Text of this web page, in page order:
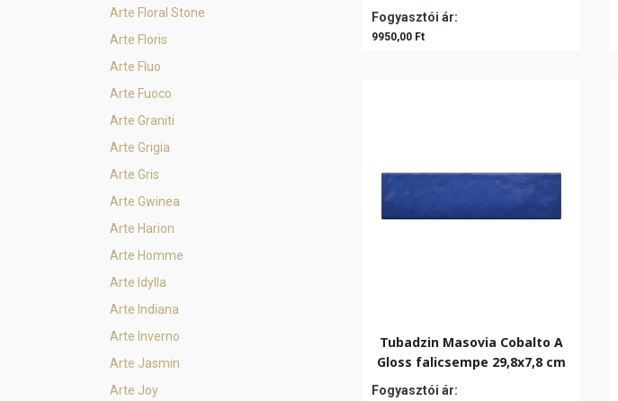
Fogyasztói ár:
9950,00 Ft
Tubadzin Masovia Cobalto A
Gloss falicsempe 29,8x7,8 cm
Fogyasztói ár:
Arte Floral Stone
Arte Floris
Arte Fluo
Arte Fuoco
Arte Graniti
Arte Grigia
Arte Gris
Arte Gwinea
Arte Harion
Arte Homme
Arte Idylla
Arte Indiana
Arte Inverno
Arte Jasmin
Arte Joy